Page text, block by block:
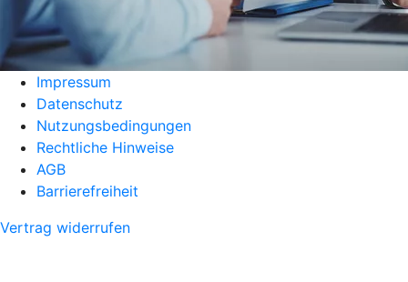
Impressum
Datenschutz
Nutzungsbedingungen
Rechtliche Hinweise
AGB
Barrierefreiheit
Vertrag widerrufen